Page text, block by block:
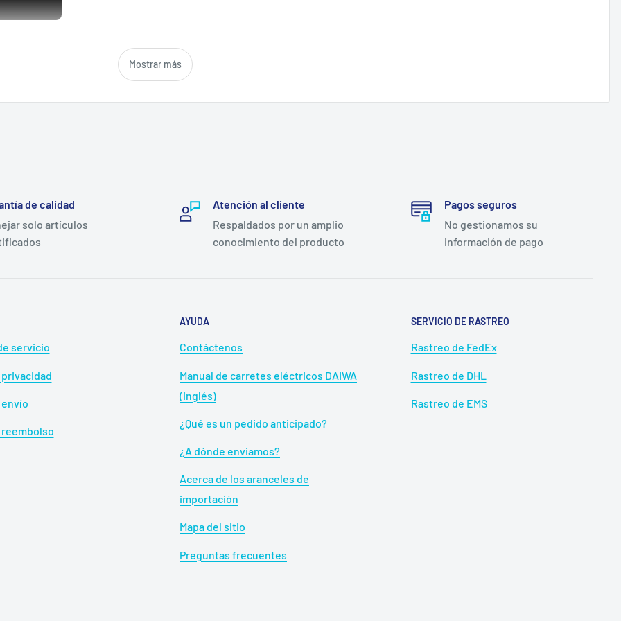
finer and mesh more closely together than
powerful winding experience.
greater strength compared to
support for the pinion gear with bearings. This robust gear engagement maintains smooth and efficient
reeling even under heavy loads.
Mostrar más
de calidad
solo artículos
Atención al cliente
Respaldados por un amplio
conocimiento del producto
Pagos seguros
No gestionamos su
información de pago
servicio
AYUDA
Contáctenos
Manual de carretes eléctricos DAIWA
(inglés)
¿Qué es un pedido anticipado?
¿A dónde enviamos?
Acerca de los aranceles de
importación
Mapa del sitio
Preguntas frecuentes
SERVICIO DE RASTREO
Rastreo de FedEx
Rastreo de DHL
Rastreo de EMS